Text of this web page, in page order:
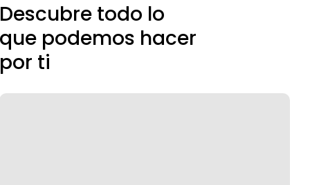
todo lo
podemos hacer
ti